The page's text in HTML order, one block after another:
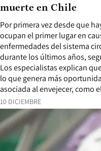
10 DICIEMBRE
Por primera vez desde que
ocupan el primer lugar en
enfermedades del sistema
durante los últimos años,
Los especialistas explican
lo que genera más
asociada al envejecer, como
muerte en Chile